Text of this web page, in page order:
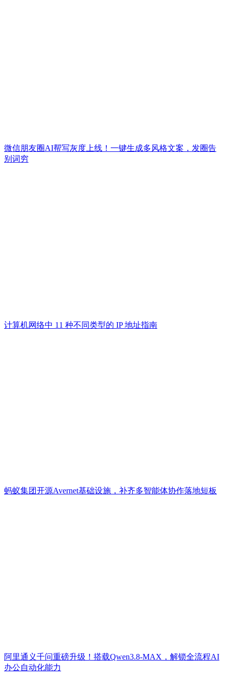
微信朋友圈AI帮写灰度上线！一键生成多风格文案，发圈告
别词穷
计算机网络中 11 种不同类型的 IP 地址指南
蚂蚁集团开源Avernet基础设施，补齐多智能体协作落地短板
阿里通义千问重磅升级！搭载Qwen3.8-MAX，解锁全流程AI
办公自动化能力